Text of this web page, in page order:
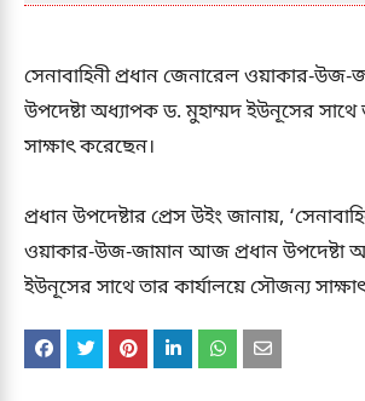
সেনাবাহিনী প্রধান জেনারেল ওয়াকার-উজ-
উপদেষ্টা অধ্যাপক ড. মুহাম্মদ ইউনূসের সাথে
সাক্ষাৎ করেছেন।
প্রধান উপদেষ্টার প্রেস উইং জানায়,
ওয়াকার-উজ-জামান আজ প্রধান উপদেষ্টা
ইউনূসের সাথে তার কার্যালয়ে সৌজন্য